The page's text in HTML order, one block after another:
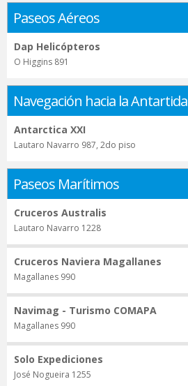
Paseos Aéreos
Dap Helicópteros
O Higgins 891
Navegación hacia la Antartida
Antarctica XXI
Lautaro Navarro 987, 2do piso
Paseos Marítimos
Cruceros Australis
Lautaro Navarro 1228
Cruceros Naviera Magallanes
Magallanes 990
Navimag - Turismo COMAPA
Magallanes 990
Solo Expediciones
José Nogueira 1255